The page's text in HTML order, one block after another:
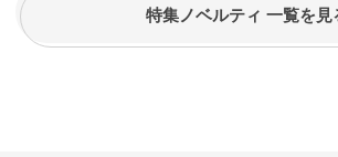
特集ノベルティ 一覧を見